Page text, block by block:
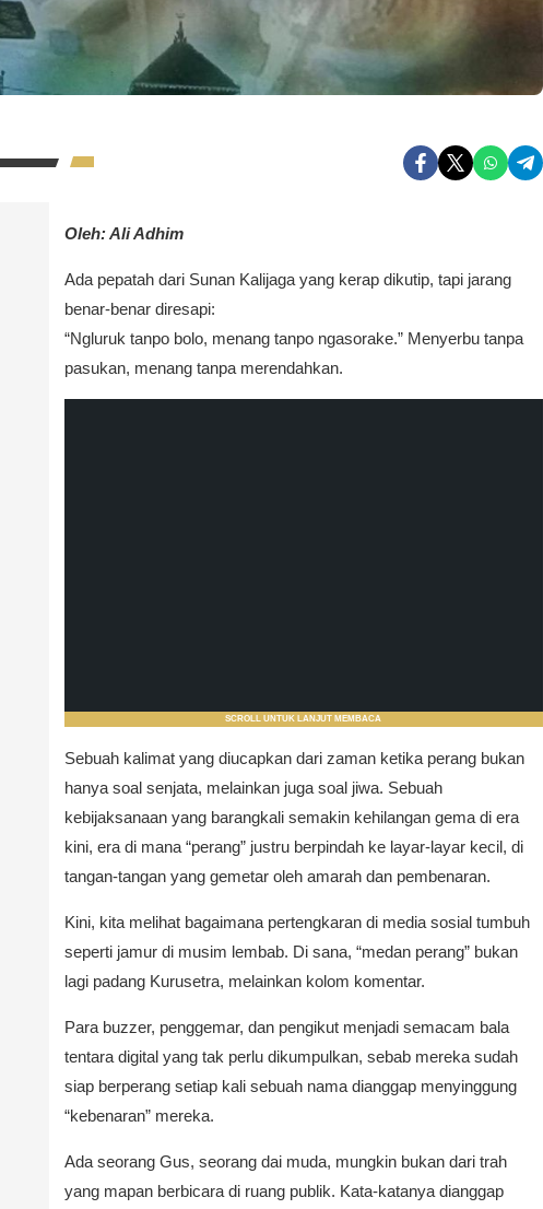
Oleh: Ali Adhim
Ada pepatah dari Sunan Kalijaga yang kerap dikutip, tapi jarang
benar-benar diresapi:
“Ngluruk tanpo bolo, menang tanpo ngasorake.” Menyerbu tanpa
pasukan, menang tanpa merendahkan.
SCROLL UNTUK LANJUT MEMBACA
Sebuah kalimat yang diucapkan dari zaman ketika perang bukan
hanya soal senjata, melainkan juga soal jiwa. Sebuah
kebijaksanaan yang barangkali semakin kehilangan gema di era
kini, era di mana “perang” justru berpindah ke layar-layar kecil, di
tangan-tangan yang gemetar oleh amarah dan pembenaran.
Kini, kita melihat bagaimana pertengkaran di media sosial tumbuh
seperti jamur di musim lembab. Di sana, “medan perang” bukan
lagi padang Kurusetra, melainkan kolom komentar.
Para buzzer, penggemar, dan pengikut menjadi semacam bala
tentara digital yang tak perlu dikumpulkan, sebab mereka sudah
siap berperang setiap kali sebuah nama dianggap menyinggung
“kebenaran” mereka.
Ada seorang Gus, seorang dai muda, mungkin bukan dari trah
yang mapan berbicara di ruang publik. Kata-katanya dianggap